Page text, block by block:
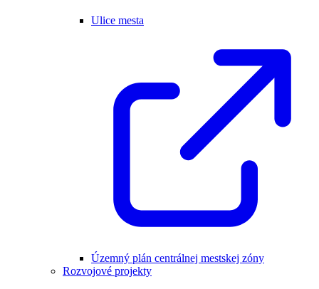
Ulice mesta
Územný plán centrálnej mestskej zóny
Rozvojové projekty